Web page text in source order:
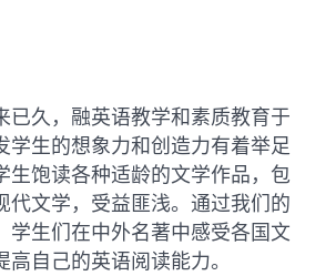
已久，融英语教学和素质教育于
学生的想象力和创造力有着举足
生饱读各种适龄的文学作品，包
代文学，受益匪浅。通过我们的
学生们在中外名著中感受各国文
自己的英语阅读能力。